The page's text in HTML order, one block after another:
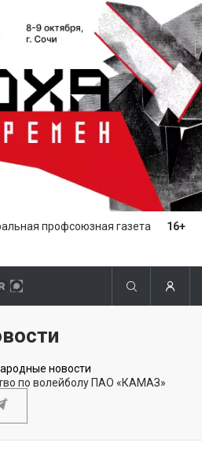
профсоюзная газета 16+
новости
по волейболу ПАО «КАМАЗ»